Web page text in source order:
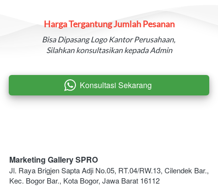
Harga Tergantung Jumlah Pesanan
Bisa Dipasang Logo Kantor Perusahaan,
Silahkan konsultasikan kepada Admin
` Konsultasi Sekarang
Marketing Gallery SPRO
Jl. Raya Brigjen Sapta Adji No.05, RT.04/RW.13, Cilendek Bar.,
Kec. Bogor Bar., Kota Bogor, Jawa Barat 16112